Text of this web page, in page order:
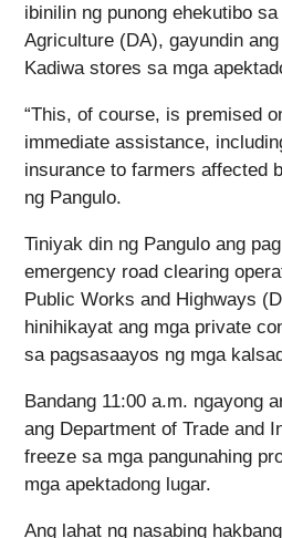
ibinilin ng punong ehekutibo
Agriculture (DA), gayundin
Kadiwa stores sa mga
“This, of course, is premised
immediate assistance,
insurance to farmers affected
ng Pangulo.
Tiniyak din ng Pangulo ang
emergency road clearing
Public Works and Highways
hinihikayat ang mga private
sa pagsasaayos ng mga
Bandang 11:00 a.m. ngayong
ang Department of Trade and
freeze sa mga pangunahing
mga apektadong lugar.
Ang lahat ng nasabing